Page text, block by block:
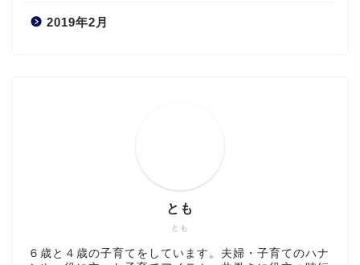
2019年2月
とも
とも
６歳と４歳の子育てをしています。夫婦・子育てのハナ